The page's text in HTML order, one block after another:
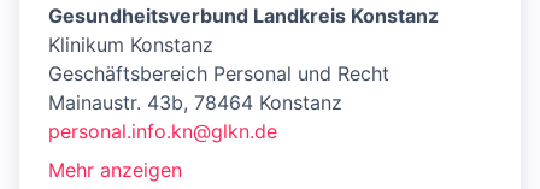
Gesundheitsverbund Landkreis Konstanz
Klinikum Konstanz
Geschäftsbereich Personal und Recht
Mainaustr. 43b, 78464 Konstanz
personal.info.kn@glkn.de
Mehr anzeigen